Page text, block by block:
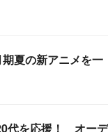
期夏の新アニメを一
代を応援！ オーデ